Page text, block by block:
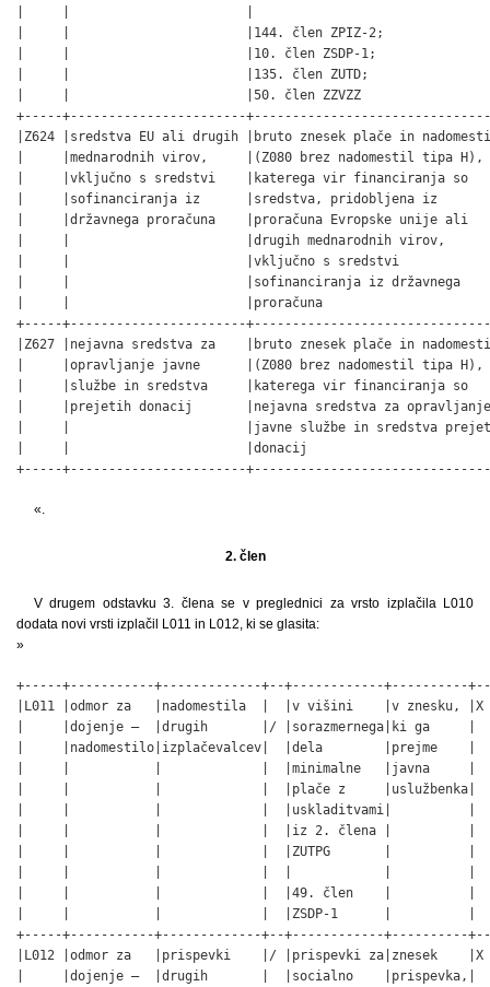
|     |                       |144. člen ZPIZ-2;
|     |                       |10. člen ZSDP-1;
|     |                       |135. člen ZUTD;
|     |                       |50. člen ZZVZZ
+-----+-----------------------
|Z624 |sredstva EU ali drugih |bruto znesek plače in
|     |mednarodnih virov,     |(Z080 brez nadomestil tipa
|     |vključno s sredstvi    |katerega vir financiranja so
|     |sofinanciranja iz      |sredstva, pridobljena iz
|     |državnega proračuna    |proračuna Evropske unije ali
|     |                       |drugih mednarodnih virov,
|     |                       |vključno s sredstvi
|     |                       |sofinanciranja iz državnega
|     |                       |proračuna
+-----+-----------------------
|Z627 |nejavna sredstva za    |bruto znesek plače in
|     |opravljanje javne      |(Z080 brez nadomestil tipa
|     |službe in sredstva     |katerega vir financiranja so
|     |prejetih donacij       |nejavna sredstva za
|     |                       |javne službe in sredstva
|     |                       |donacij
+-----+-----------------------
«.
2. člen
V drugem odstavku 3. člena se v preglednici za vrsto izplačila L010
dodata novi vrsti izplačil L011 in L012, ki se glasita:
»
+-----+-----------+-------------+--+------------+----------+--
|L011 |odmor za   |nadomestila  |  |v višini    |v znesku,
|     |dojenje –  |drugih       |/ |sorazmernega|ki ga     |
|     |nadomestilo|izplačevalcev|  |dela        |prejme    |
|     |           |             |  |minimalne   |javna     |
|     |           |             |  |plače z     |uslužbenka|
|     |           |             |  |uskladitvami|          |
|     |           |             |  |iz 2. člena |          |
|     |           |             |  |ZUTPG       |          |
|     |           |             |  |49. člen    |          |
|     |           |             |  |ZSDP-1      |          |
+-----+-----------+-------------+--+------------+----------+--
|L012 |odmor za   |prispevki    |/ |prispevki za|znesek
|     |dojenje –  |drugih       |  |socialno    |prispevka,|